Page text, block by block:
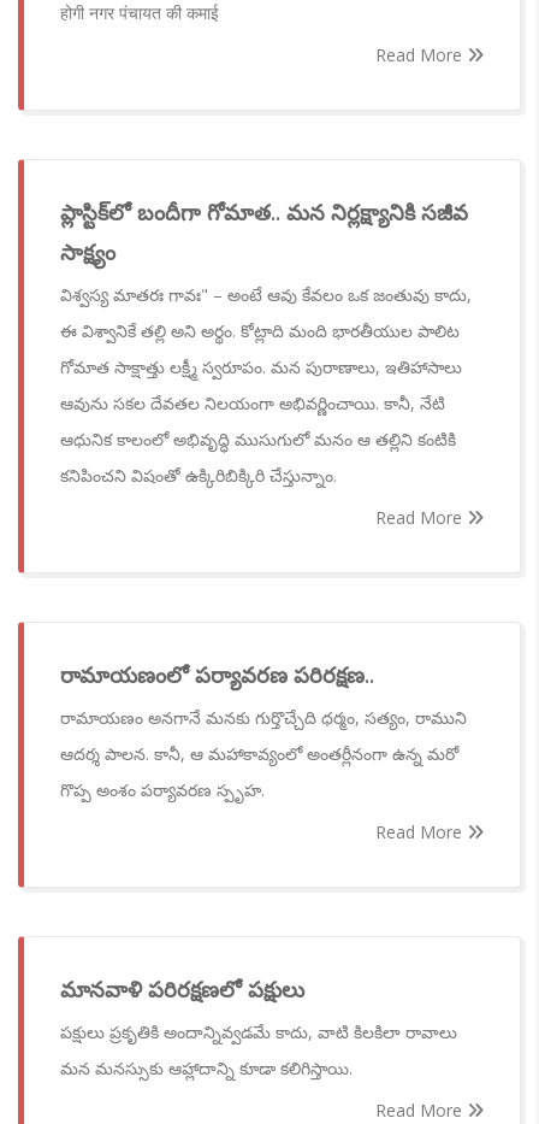
होगी नगर पंचायत की कमाई
Read More
ప్లాస్టిక్‌లో బందీగా గోమాత.. మన నిర్లక్ష్యానికి సజీవ
సాక్ష్యం
విశ్వస్య మాతరః గావః" – అంటే ఆవు కేవలం ఒక జంతువు కాదు,
ఈ విశ్వానికే తల్లి అని అర్థం. కోట్లాది మంది భారతీయుల పాలిట
గోమాత సాక్షాత్తు లక్ష్మీ స్వరూపం. మన పురాణాలు, ఇతిహాసాలు
ఆవును సకల దేవతల నిలయంగా అభివర్ణించాయి. కానీ, నేటి
ఆధునిక కాలంలో అభివృద్ధి ముసుగులో మనం ఆ తల్లిని కంటికి
కనిపించని విషంతో ఉక్కిరిబిక్కిరి చేస్తున్నాం.
Read More
రామాయణంలో పర్యావరణ పరిరక్షణ..
రామాయణం అనగానే మనకు గుర్తొచ్చేది ధర్మం, సత్యం, రాముని
ఆదర్శ పాలన. కానీ, ఆ మహాకావ్యంలో అంతర్లీనంగా ఉన్న మరో
గొప్ప అంశం పర్యావరణ స్పృహ.
Read More
మానవాళి పరిరక్షణలో పక్షులు
పక్షులు ప్రకృతికి అందాన్నివ్వడమే కాదు, వాటి కిలకిలా రావాలు
మన మనస్సుకు ఆహ్లాదాన్ని కూడా కలిగిస్తాయి.
Read More